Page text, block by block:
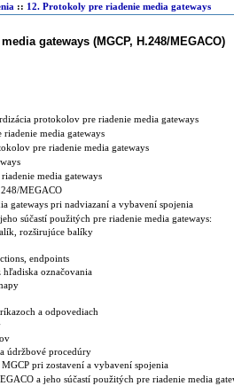
:: 12. Protokoly pre riadenie media gateways
gateways (MGCP, H.248/MEGACO)
protokolov pre riadenie media gateways
media gateways
pre riadenie media gateways
media gateways
MEGACO
gateways pri nadviazaní a vybavení spojenia
súčastí použitých pre riadenie media gateways:
rozširujúce balíky
endpoints
označovania
a odpovediach
údržbové procedúry
pri zostavení a vybavení spojenia
a jeho súčastí použitých pre riadenie media